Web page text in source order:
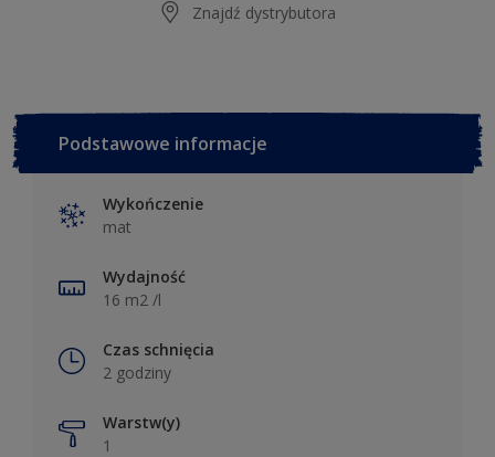
Znajdź dystrybutora
Podstawowe informacje
Wykończenie
mat
Wydajność
16 m2 /l
Czas schnięcia
2 godziny
Warstw(y)
1